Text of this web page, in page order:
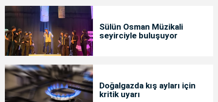
Sülün Osman Müzikali
seyirciyle buluşuyor
Doğalgazda kış ayları için
kritik uyarı